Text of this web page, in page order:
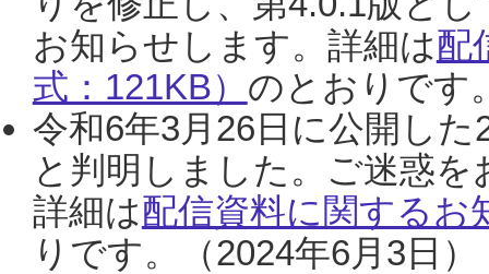
お知らせします。詳細は配
式：121KB） のとおりです
令和6年3月26日に公開し
と判明しました。ご迷惑
詳細は配信資料に関するお
りです。（2024年6月3日）